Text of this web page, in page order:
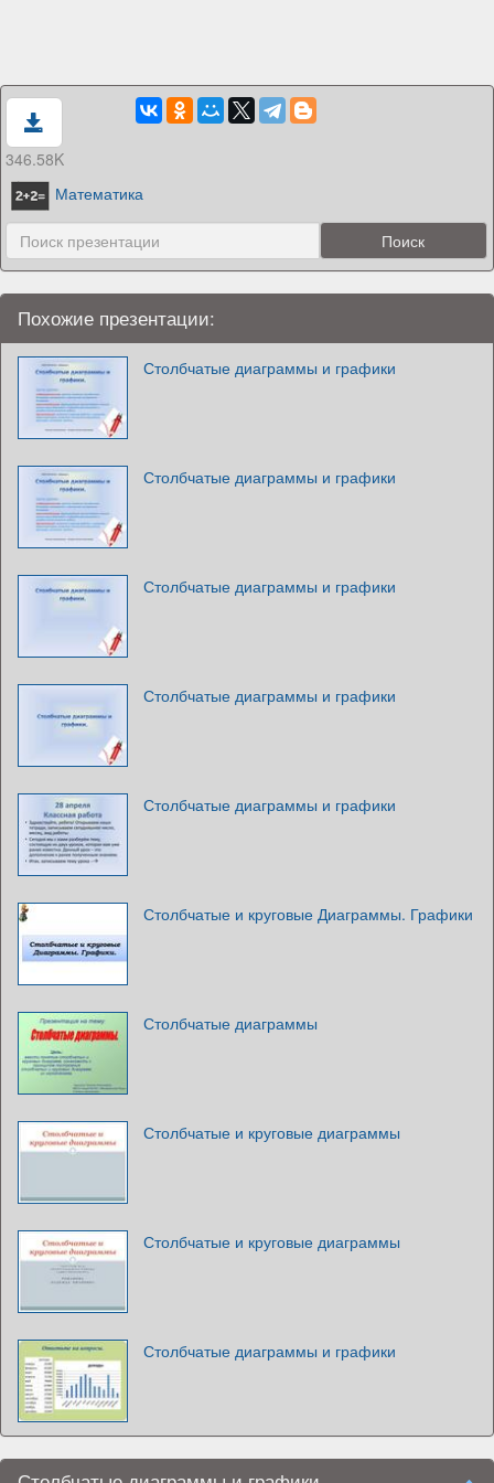
346.58K
Математика
Похожие презентации:
Столбчатые диаграммы и графики
Столбчатые диаграммы и графики
Столбчатые диаграммы и графики
Столбчатые диаграммы и графики
Столбчатые диаграммы и графики
Столбчатые и круговые Диаграммы. Графики
Столбчатые диаграммы
Столбчатые и круговые диаграммы
Столбчатые и круговые диаграммы
Столбчатые диаграммы и графики